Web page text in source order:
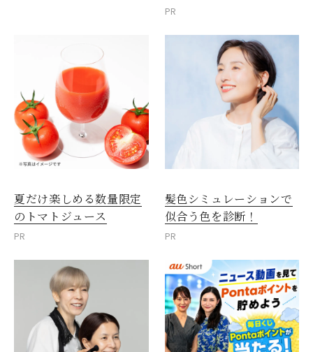
PR
夏だけ楽しめる数量限定
のトマトジュース
PR
髪色シミュレーションで
似合う色を診断！
PR